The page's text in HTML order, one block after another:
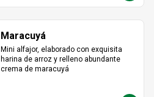
Maracuyá
Mini alfajor, elaborado con exquisita
harina de arroz y relleno abundante
crema de maracuyá